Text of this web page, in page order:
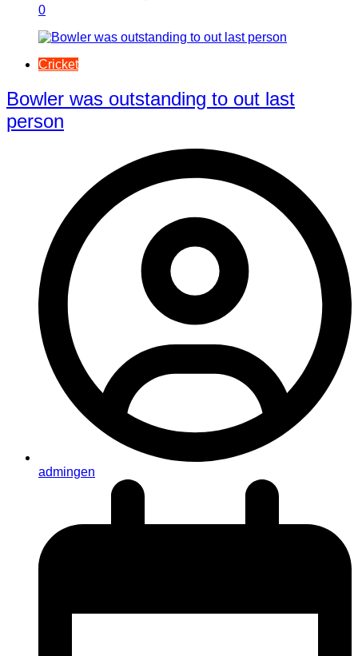
0
Cricket
Bowler was outstanding to out last
person
admingen